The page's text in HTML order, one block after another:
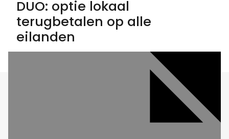
DUO: optie lokaal
terugbetalen op alle
eilanden